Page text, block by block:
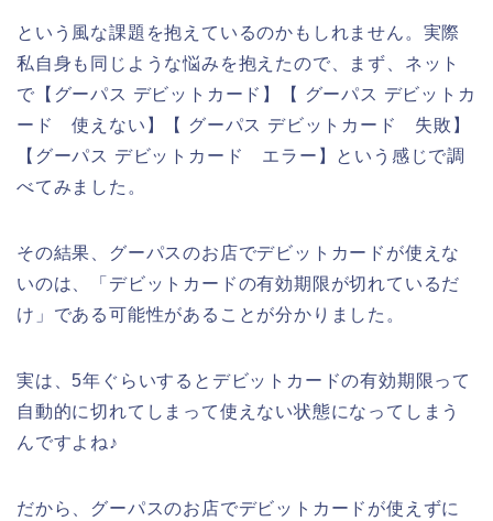
という風な課題を抱えているのかもしれません。実際
私自身も同じような悩みを抱えたので、まず、ネット
で【グーパス デビットカード】【 グーパス デビットカ
ード 使えない】【 グーパス デビットカード 失敗】
【グーパス デビットカード エラー】という感じで調
べてみました。
その結果、グーパスのお店でデビットカードが使えな
いのは、「デビットカードの有効期限が切れているだ
け」である可能性があることが分かりました。
実は、5年ぐらいするとデビットカードの有効期限って
自動的に切れてしまって使えない状態になってしまう
んですよね♪
だから、グーパスのお店でデビットカードが使えずに